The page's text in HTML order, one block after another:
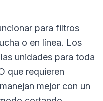
para filtros
o en línea. Los
unidades para toda
que requieren
mejor con un